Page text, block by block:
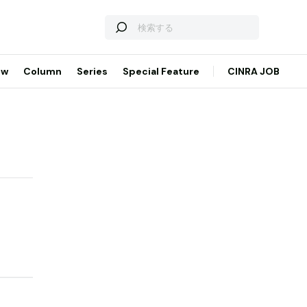
Column Series Special Feature CINRA JOB